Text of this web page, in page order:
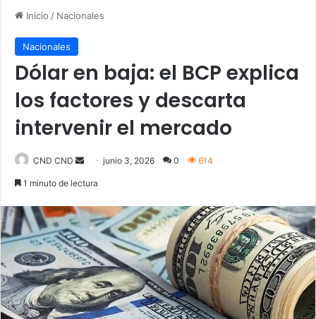
Inicio / Nacionales
Nacionales
Dólar en baja: el BCP explica
los factores y descarta
intervenir el mercado
CND CND
d
a
n
e
m
a
i
junio 3, 2026 0 614
1 minuto de lectura